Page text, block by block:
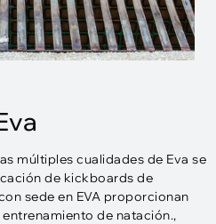
múltiples cualidades de Eva se
de kickboards de
sede en EVA proporcionan
de natación.,